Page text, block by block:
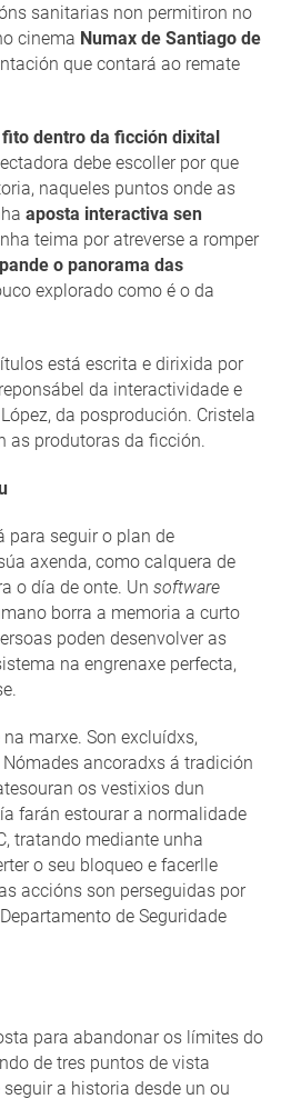
sanitarias non permitiron no
cinema Numax de Santiago de
que contará ao remate
fito dentro da ficción dixital
debe escoller por que
naqueles puntos onde as
aposta interactiva sen
teima por atreverse a romper
o panorama das
explorado como é o da
está escrita e dirixida por
da interactividade e
da posprodución. Cristela
as produtoras da ficción.
para seguir o plan de
axenda, como calquera de
o día de onte. Un software
borra a memoria a curto
poden desenvolver as
na engrenaxe perfecta,
marxe. Son excluídxs,
ancoradxs á tradición
os vestixios dun
farán estourar a normalidade
tratando mediante unha
o seu bloqueo e facerlle
accións son perseguidas por
de Seguridade
para abandonar os límites do
de tres puntos de vista
a historia desde un ou